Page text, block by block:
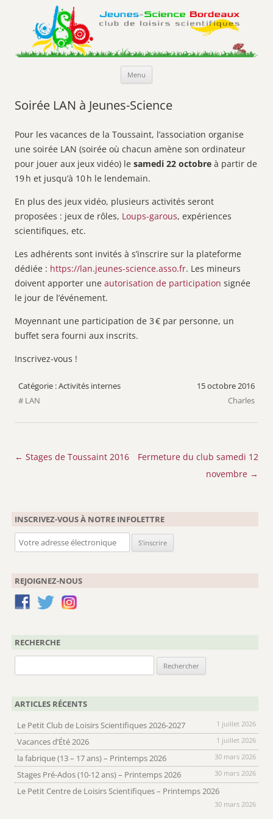
Jeunes-Science Bordeaux
Club de loisirs scientifiques
Menu
Soirée LAN à Jeunes-Science
Pour les vacances de la Toussaint, l’association organise
une soirée LAN (soirée où chacun amène son ordinateur
pour jouer aux jeux vidéo) le samedi 22 octobre à partir de
19 h et jusqu’à 10 h le lendemain.
En plus des jeux vidéo, plusieurs activités seront
proposées : jeux de rôles, Loups-garous, expériences
scientifiques, etc.
Les adhérents sont invités à s’inscrire sur la plateforme
dédiée : https://lan.jeunes-science.asso.fr. Les mineurs
doivent apporter une autorisation de participation signée
le jour de l’événement.
Moyennant une participation de 3 € par personne, un
buffet sera fourni aux inscrits.
Inscrivez-vous !
Activités internes
LAN
15 octobre 2016
Charles
Navigation
← Stages de Toussaint 2016
Fermeture du club samedi 12
novembre →
INSCRIVEZ-VOUS À NOTRE INFOLETTRE
REJOIGNEZ-NOUS
RECHERCHE
ARTICLES RÉCENTS
Le Petit Club de Loisirs Scientifiques 2026-2027
1 juillet 2026
Vacances d’Été 2026 1 juillet 2026
la fabrique (13 – 17 ans) – Printemps 2026 30 mars 2026
Stages Pré-Ados (10-12 ans) – Printemps 2026 30 mars 2026
Le Petit Centre de Loisirs Scientifiques – Printemps 2026
30 mars 2026